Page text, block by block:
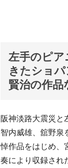
左手のピ
きたショ
賢治の作品
阪神淡路大震災と
智内威雄、舘野泉
悼作品をはじめ、
奏により収録され